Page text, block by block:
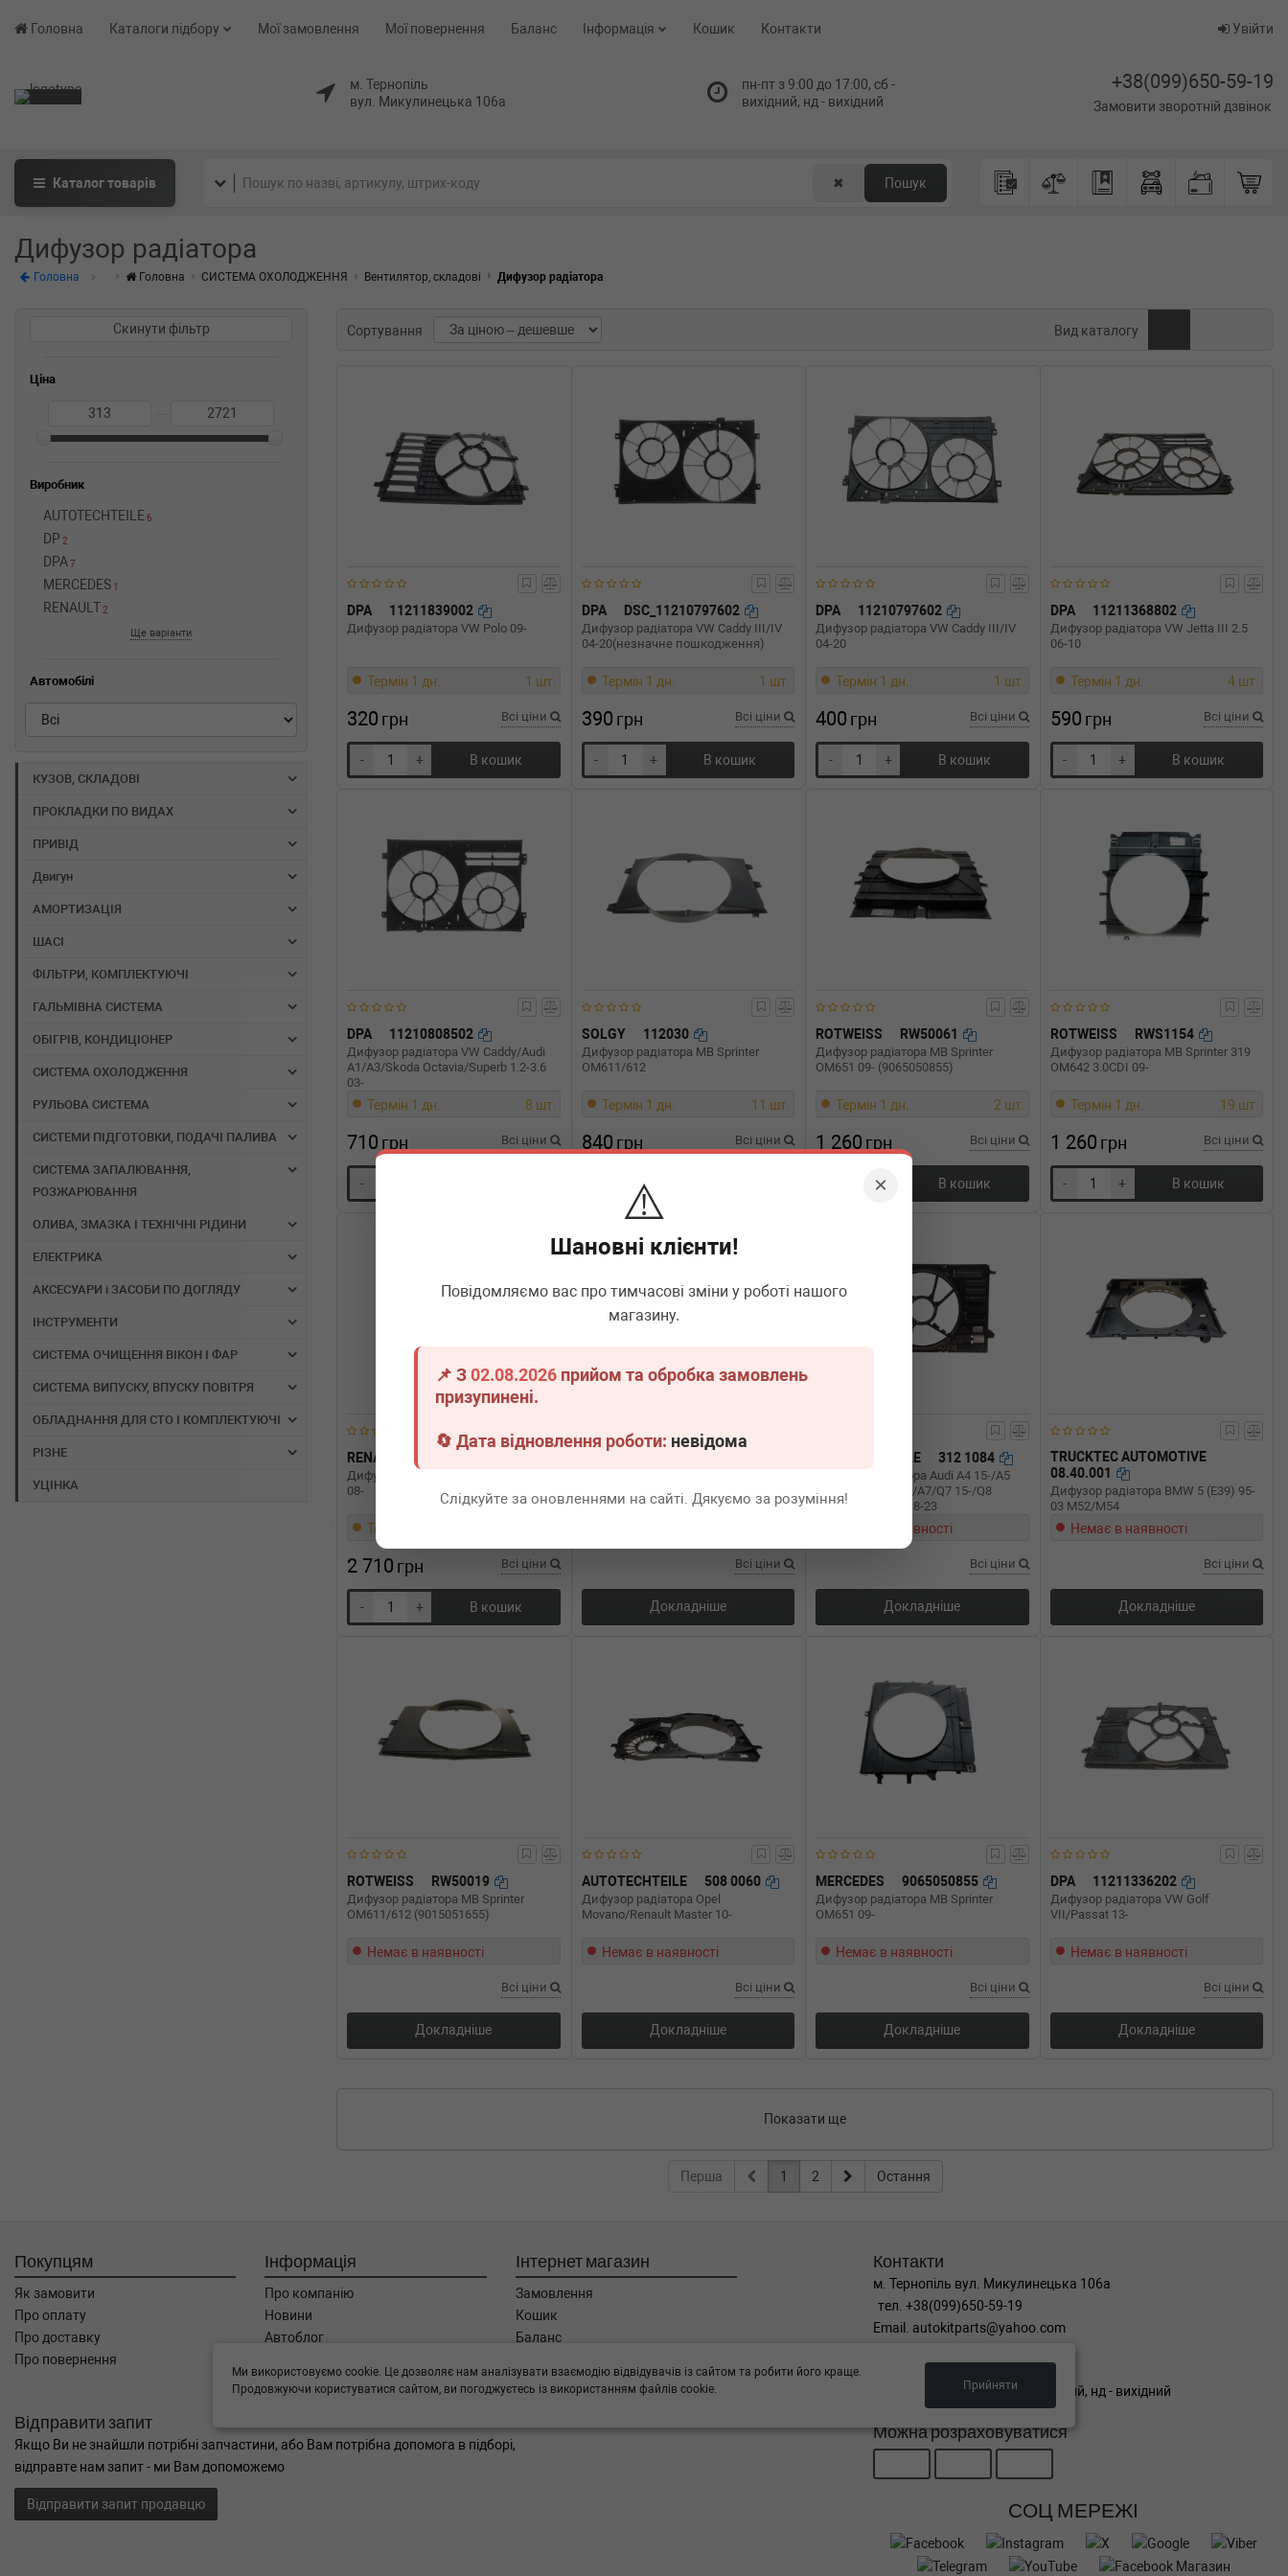
×
⚠️
Шановні клієнти!
Повідомляємо вас про тимчасові зміни у роботі нашого
магазину.
📌 З02.08.2026 прийом та обробка замовлень
призупинені.
🔄 Дата відновлення роботи: невідома
Слідкуйте за оновленнями на сайті. Дякуємо за розуміння!
Головна Каталоги підбору Мої замовлення Мої повернення Баланс Інформація Кошик Контакти Увійти
м. Тернопіль
вул. Микулинецька 106а
пн-пт з 9:00 до 17:00, сб -
вихідний, нд - вихідний
+38(099)650-59-19
Замовити зворотній дзвінок
Каталогтоварів ✖ Пошук
Дифузор радіатора
Головна Головна СИСТЕМА ОХОЛОДЖЕННЯ Вентилятор, складові Дифузор радіатора
Скинути фільтр
Ціна
Виробник
AUTOTECHTEILE6
DP 2
DPA7
MERCEDES 1
RENAULT2
Ще варіанти
Автомобілі
КУЗОВ, СКЛАДОВІ
ПРОКЛАДКИ ПО ВИДАХ
ПРИВІД
Двигун
АМОРТИЗАЦІЯ
ШАСІ
ФІЛЬТРИ, КОМПЛЕКТУЮЧІ
ГАЛЬМІВНА СИСТЕМА
ОБІГРІВ, КОНДИЦІОНЕР
СИСТЕМА ОХОЛОДЖЕННЯ
РУЛЬОВА СИСТЕМА
СИСТЕМИ ПІДГОТОВКИ, ПОДАЧІ ПАЛИВА
СИСТЕМА ЗАПАЛЮВАННЯ,
РОЗЖАРЮВАННЯ
ОЛИВА, ЗМАЗКА І ТЕХНІЧНІ РІДИНИ
ЕЛЕКТРИКА
АКСЕСУАРИ і ЗАСОБИ ПО ДОГЛЯДУ
ІНСТРУМЕНТИ
СИСТЕМА ОЧИЩЕННЯ ВІКОН І ФАР
СИСТЕМА ВИПУСКУ, ВПУСКУ ПОВІТРЯ
ОБЛАДНАННЯ ДЛЯ СТО І КОМПЛЕКТУЮЧІ
РІЗНЕ
УЦІНКА
Сортування Вид каталогу
DPA 11211839002
Дифузор радіатора VW Polo 09-
Термін 1 дн. 1 шт.
320 грн Всі ціни
- + В кошик
DPA DSC_11210797602
Дифузор радіатора VW Caddy III/IV
04-20(незначне пошкодження)
Термін 1 дн. 1 шт.
390 грн Всі ціни
- + В кошик
DPA 11210797602
Дифузор радіатора VW Caddy III/IV
04-20
Термін 1 дн. 1 шт.
400 грн Всі ціни
- + В кошик
DPA 11211368802
Дифузор радіатора VW Jetta III 2.5
06-10
Термін 1 дн. 4 шт.
590 грн Всі ціни
- + В кошик
DPA 11210808502
Дифузор радіатора VW Caddy/Audi
A1/A3/Skoda Octavia/Superb 1.2-3.6
03-
Термін 1 дн. 8 шт.
710 грн Всі ціни
-
SOLGY 112030
Дифузор радіатора MB Sprinter
OM611/612
Термін 1 дн. 11 шт.
840 грн Всі ціни
ROTWEISS RW50061
Дифузор радіатора MB Sprinter
OM651 09- (9065050855)
Термін 1 дн. 2 шт.
1 260 грн Всі ціни
+ В кошик
ROTWEISS RWS1154
Дифузор радіатора MB Sprinter 319
OM642 3.0CDI 09-
Термін 1 дн. 19 шт.
1 260 грн Всі ціни
- + В кошик
RENAULT
Дифузор радіатора Renault Kangoo
08-
Термін 1 дн.
2 710 грн Всі ціни
- + В кошик
OM642 3.0 09- (5019)
Всі ціни
Докладніше
AUTOTECHTEILE 312 1084
Дифузор радіатора Audi A4 15-/A5
17-/A6 19-/Q5 17-/A7/Q7 15-/Q8
18-/VW Touareg 18-23
Немає в наявності
Всі ціни
Докладніше
TRUCKTEC AUTOMOTIVE
08.40.001
Дифузор радіатора BMW 5 (E39) 95-
03 M52/M54
Немає в наявності
Всі ціни
Докладніше
ROTWEISS RW50019
Дифузор радіатора MB Sprinter
OM611/612 (9015051655)
Немає в наявності
Всі ціни
Докладніше
AUTOTECHTEILE 508 0060
Дифузор радіатора Opel
Movano/Renault Master 10-
Немає в наявності
Всі ціни
Докладніше
MERCEDES 9065050855
Дифузор радіатора MB Sprinter
OM651 09-
Немає в наявності
Всі ціни
Докладніше
DPA 11211336202
Дифузор радіатора VW Golf
VII/Passat 13-
Немає в наявності
Всі ціни
Докладніше
Показати ще
Перша 1 2 Остання
Покупцям
Як замовити
Про оплату
Про доставку
Про повернення
Інформація
Про компанію
Новини
Автоблог
Контакти
Інтернет магазин
Замовлення
Кошик
Баланс
Бренди
Відправити запит
Якщо Ви не знайшли потрібні запчастини, або Вам потрібна допомога в підборі,
відправте нам запит - ми Вам допоможемо
Відправити запит продавцю
Контакти
м. Тернопіль вул. Микулинецька 106а
тел. +38(099)650-59-19
Email. autokitparts@yahoo.com
Графік роботи
пн-пт з 9:00 до 17:00, сб - вихідний, нд - вихідний
Можна розраховуватися
СОЦ МЕРЕЖІ
Ми використовуємо cookie. Це дозволяє нам аналізувати взаємодію відвідувачів із сайтом та робити його краще.
Продовжуючи користуватися сайтом, ви погоджуєтесь із використанням файлів cookie.
Прийняти